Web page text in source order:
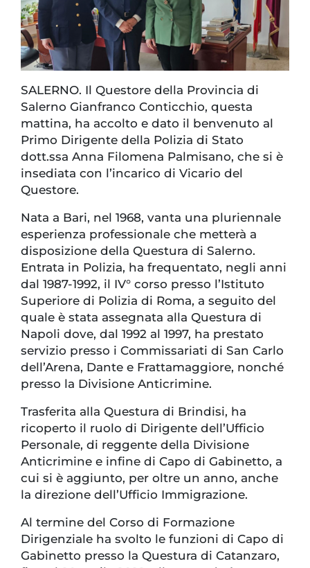
SALERNO. Il Questore della Provincia di
Salerno Gianfranco Conticchio, questa
mattina, ha accolto e dato il benvenuto al
Primo Dirigente della Polizia di Stato
dott.ssa Anna Filomena Palmisano, che si è
insediata con l’incarico di Vicario del
Questore.
Nata a Bari, nel 1968, vanta una pluriennale
esperienza professionale che metterà a
disposizione della Questura di Salerno.
Entrata in Polizia, ha frequentato, negli anni
dal 1987-1992, il IV° corso presso l’Istituto
Superiore di Polizia di Roma, a seguito del
quale è stata assegnata alla Questura di
Napoli dove, dal 1992 al 1997, ha prestato
servizio presso i Commissariati di San Carlo
dell’Arena, Dante e Frattamaggiore, nonché
presso la Divisione Anticrimine.
Trasferita alla Questura di Brindisi, ha
ricoperto il ruolo di Dirigente dell’Ufficio
Personale, di reggente della Divisione
Anticrimine e infine di Capo di Gabinetto, a
cui si è aggiunto, per oltre un anno, anche
la direzione dell’Ufficio Immigrazione.
Al termine del Corso di Formazione
Dirigenziale ha svolto le funzioni di Capo di
Gabinetto presso la Questura di Catanzaro,